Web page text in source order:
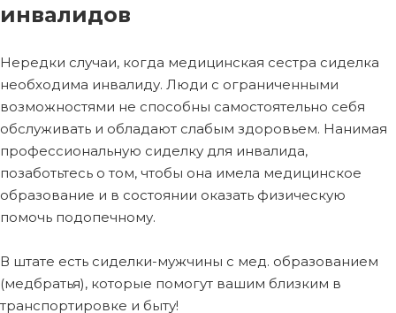
инвалидов
Нередки случаи, когда медицинская сестра сиделка
необходима инвалиду. Люди с ограниченными
возможностями не способны самостоятельно себя
обслуживать и обладают слабым здоровьем. Нанимая
профессиональную сиделку для инвалида,
позаботьтесь о том, чтобы она имела медицинское
образование и в состоянии оказать физическую
помочь подопечному.
В штате есть сиделки-мужчины с мед. образованием
(медбратья), которые помогут вашим близким в
транспортировке и быту!